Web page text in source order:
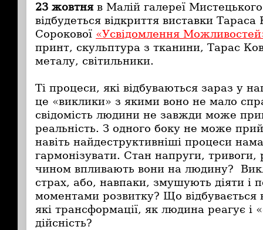
23 жовтня в Малій галереї
відбудеться відкриття виставки
Сорокової «Усвідомлення
принт, скульптура з тканини, Тарас
металу, світильники.
Ті процеси, які відбуваються зараз у
це «виклики» з якими воно не мало
свідомість людини не завжди може
реальність. З одного боку не може
навіть найдеструктивніші процеси
гармонізувати. Стан напруги, тривоги,
чином впливають вони на людину?
страх, або, навпаки, змушують діяти і
моментами розвитку? Що відбувається
які трансформації, як людина реагує і
дійсність?